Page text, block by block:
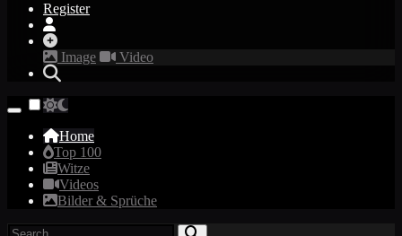
Register
Image Video
Home
Top 100
Witze
Videos
Bilder & Sprüche